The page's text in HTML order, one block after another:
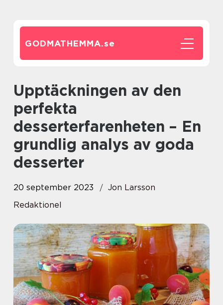
GODMATHEMMA.se
Upptäckningen av den
perfekta
desserterfarenheten – En
grundlig analys av goda
desserter
20 september 2023
Jon Larsson
Redaktionel